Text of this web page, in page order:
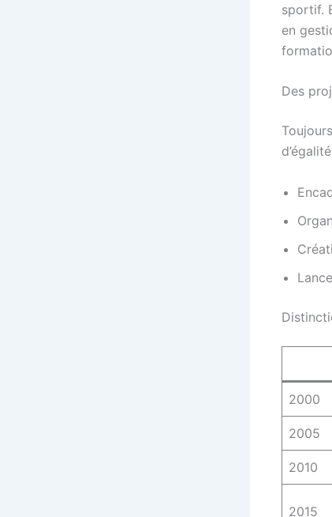
sportif.
en
Des
2000
2005
2010
2015